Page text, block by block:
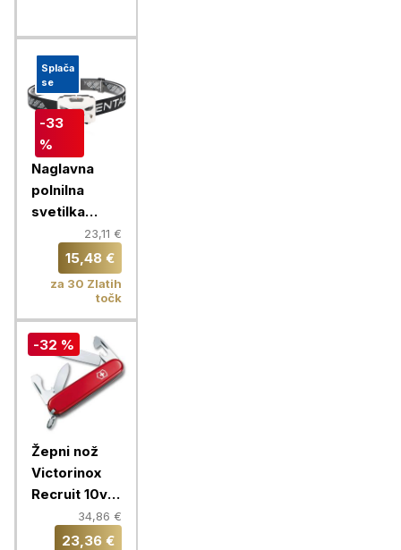
Splača
se
-33
%
Naglavna
polnilna
svetilka
Entac 5W
XPE+RED,
bela
23,11 €
15,48 €
za 30 Zlatih
točk
-32 %
Žepni nož
Victorinox
Recruit 10v1,
0.250334,86 €
23,36 €